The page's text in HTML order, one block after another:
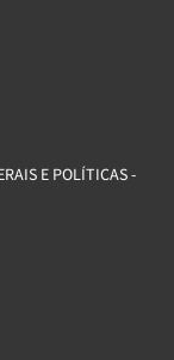
E POLÍTICAS -